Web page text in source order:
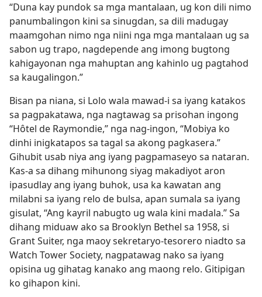
“Duna kay pundok sa mga mantalaan, ug kon dili nimo
panumbalingon kini sa sinugdan, sa dili madugay
maamgohan nimo nga niini nga mga mantalaan ug sa
sabon ug trapo, nagdepende ang imong bugtong
kahigayonan nga mahuptan ang kahinlo ug pagtahod
sa kaugalingon.”
Bisan pa niana, si Lolo wala mawad-i sa iyang katakos
sa pagpakatawa, nga nagtawag sa prisohan ingong
“Hôtel de Raymondie,” nga nag-ingon, “Mobiya ko
dinhi inigkatapos sa tagal sa akong pagkasera.”
Gihubit usab niya ang iyang pagpamaseyo sa nataran.
Kas-a sa dihang mihunong siyag makadiyot aron
ipasudlay ang iyang buhok, usa ka kawatan ang
milabni sa iyang relo de bulsa, apan sumala sa iyang
gisulat, “Ang kayril nabugto ug wala kini madala.” Sa
dihang miduaw ako sa Brooklyn Bethel sa 1958, si
Grant Suiter, nga maoy sekretaryo-tesorero niadto sa
Watch Tower Society, nagpatawag nako sa iyang
opisina ug gihatag kanako ang maong relo. Gitipigan
ko gihapon kini.